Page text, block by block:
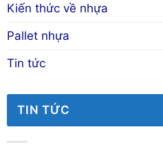
Kiến thức về nhựa
Pallet nhựa
Tin tức
TIN TỨC